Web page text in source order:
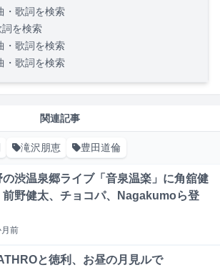
・歌詞を検索
を検索
・歌詞を検索
・歌詞を検索
関連記事
滝沢朋恵 豊田道倫
の渋温泉郷ライブ「音泉温楽」に角舘健
前野健太、チョコパ、Nagakumoら登
前
と徳利、お昼の月見ルで